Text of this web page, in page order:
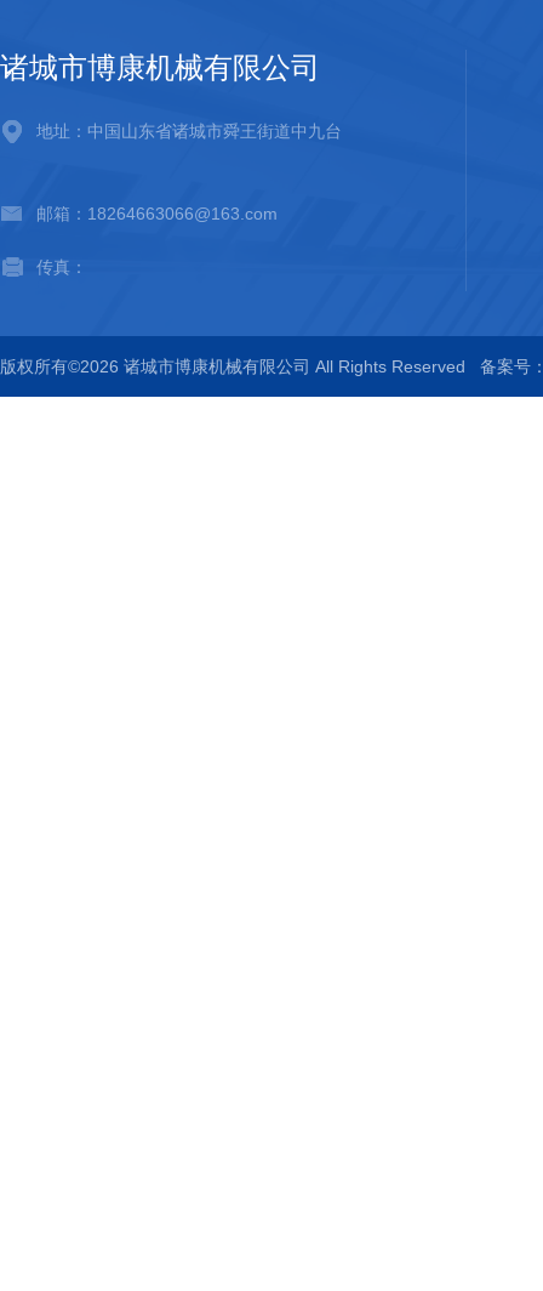
诸城市博康机械有限公司
地址：中国山东省诸城市舜王街道中九台
邮箱：18264663066@163.com
传真：
版权所有©2026 诸城市博康机械有限公司 All Rights Reserved 备案号